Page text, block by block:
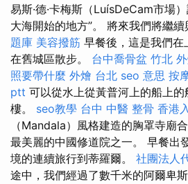
易斯·德·卡梅斯（LuísDeCam市場
大海開始的地方”。 將來我們將繼續
題庫 美容撥筋 早餐後，這是我們
在舊城區散步。 台中喬骨盆 竹北
照要帶什麼 外燴 台北 seo 意思 按
ptt 可以從水上從黃普河上的船上
樓。 seo教學 台中 中醫 整骨 香港
（Mandala）風格建造的胸罩寺廟
最美麗的中國修道院之一。 早餐出
境的連續旅行到蒂羅爾。 社團法人
途中，我們經過了數千米的阿爾卑